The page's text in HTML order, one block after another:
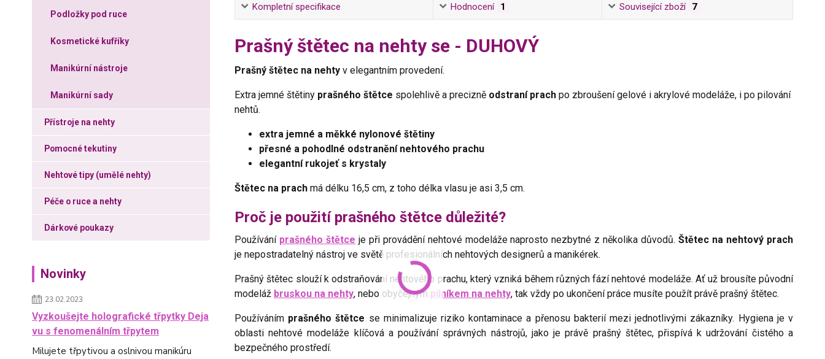
Podložky pod ruce
Kosmetické kufříky
Manikúrní nástroje
Manikúrní sady
Přístroje na nehty
Pomocné tekutiny
Nehtové tipy (umělé nehty)
Péče o ruce a nehty
Dárkové poukazy
Novinky
23.02.2023
Vyzkoušejte holografické třpytky Deja
vu s fenomenálním třpytem
Milujete třpytivou a oslnivou manikúru
Kompletní specifikace Hodnocení 1 Související zboží 7
Prašný štětec na nehty se - DUHOVÝ
Prašný štětec na nehtyv elegantním provedení.
Extra jemné štětiny prašného štětce spolehlivě a precizně odstraní prachpo zbroušení gelové i akrylové modeláže, i po pilování
nehtů.
extra jemné a měkké nylonové štětiny
přesné a pohodlné odstranění nehtového prachu
elegantní rukojeť s krystaly
Štětec na prachmá délku 16,5 cm, z toho délka vlasu je asi 3,5 cm.
Proč je použití prašného štětce důležité?
Používání prašného štětce je při provádění nehtové modeláže naprosto nezbytné z několika důvodů.Štětec na nehtový prach
je nepostradatelný nástroj ve světě profesionálních nehtových designerů a manikérek.
Prašný štětec slouží k odstraňování nehtového prachu, který vzniká během různých fází nehtové modeláže. Ať už brousíte původní
modeláž bruskou na nehty, nebo obyčejným pilníkem na nehty, tak vždy po ukončení práce musíte použít právě prašný štětec.
Používáním prašného štětce se minimalizuje riziko kontaminace a přenosu bakterií mezi jednotlivými zákazníky. Hygiena je v
oblasti nehtové modeláže klíčová a používání správných nástrojů, jako je právě prašný štětec, přispívá k udržování čistého a
bezpečného prostředí.